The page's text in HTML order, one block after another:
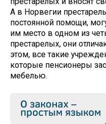
А в Норвегии
постоянной помощи,
им место в одном из
престарелых, они
этом, все такие
которые пенсионеры
мебелью.